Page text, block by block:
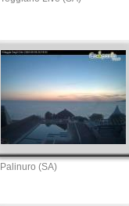
Palinuro (SA)